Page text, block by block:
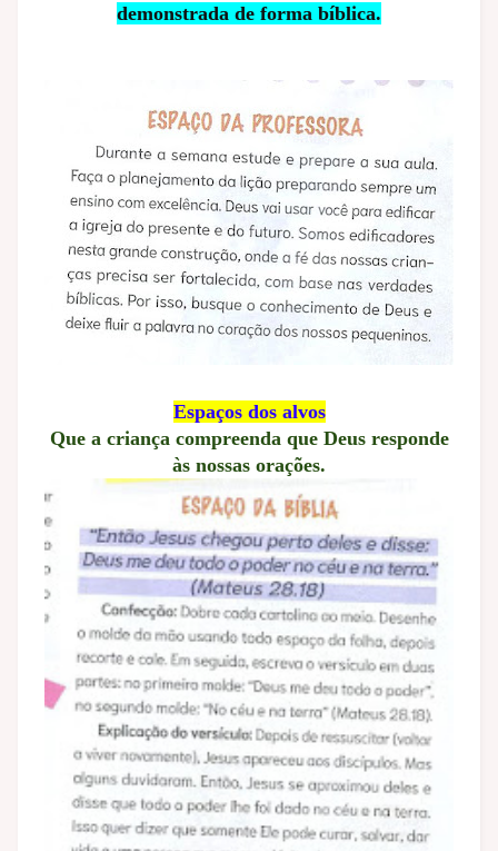
demonstrada de forma bíblica.
Espaços dos alvos
Que a criança compreenda que Deus responde
às nossas orações.